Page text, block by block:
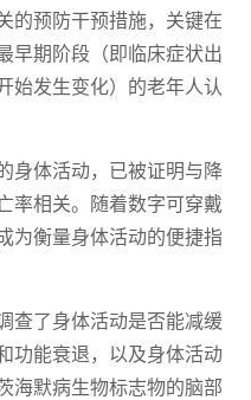
的预防干预措施，关键在
早期阶段（即临床症状出
始发生变化）的老年人认
身体活动，已被证明与降
率相关。随着数字可穿戴
为衡量身体活动的便捷指
查了身体活动是否能减缓
功能衰退，以及身体活动
海默病生物标志物的脑部